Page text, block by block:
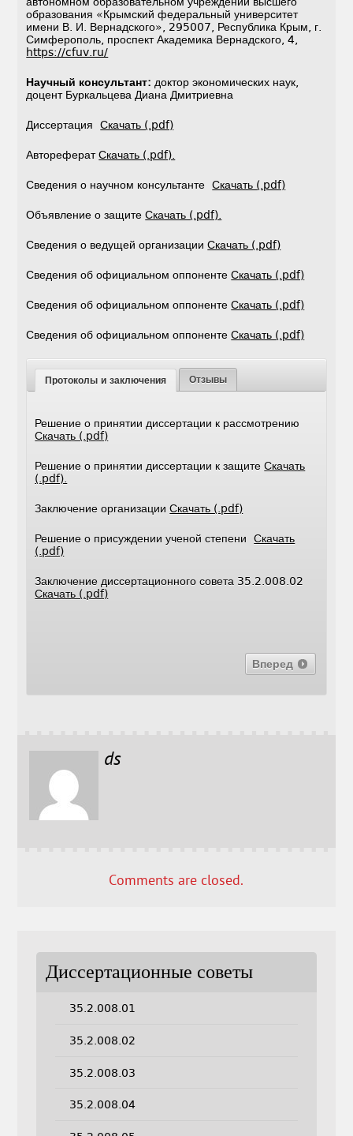
образования «Крымский федеральный университет
имени В. И. Вернадского», 295007, Республика Крым, г.
Симферополь, проспект Академика Вернадского, 4,
https://cfuv.ru/
Научный консультант: доктор экономических наук,
доцент Буркальцева Диана Дмитриевна
ДиссертацияСкачать (.pdf)
АвторефератСкачать (.pdf).
Сведения о научном консультантеСкачать (.pdf)
Объявление о защитеСкачать (.pdf).
Сведения о ведущей организацииСкачать (.pdf)
Сведения об официальном оппонентеСкачать (.pdf)
Сведения об официальном оппонентеСкачать (.pdf)
Сведения об официальном оппонентеСкачать (.pdf)
Протоколы и заключения Отзывы
Решение о принятии диссертации к рассмотрению
Скачать (.pdf)
Решение о принятии диссертации к защитеСкачать
(.pdf).
Заключение организацииСкачать (.pdf)
Решение о присуждении ученой степениСкачать
(.pdf)
Заключение диссертационного совета 35.2.008.02
Скачать (.pdf)
Вперед
ds
Comments are closed.
Диссертационные советы
35.2.008.01
35.2.008.02
35.2.008.03
35.2.008.04